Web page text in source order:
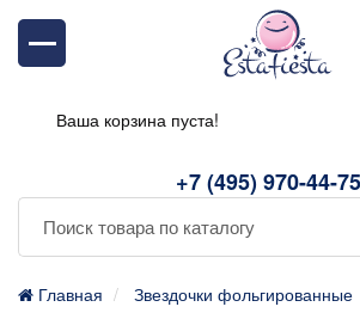
+7 (495) 970-44-75
Ваша корзина пуста!
Главная Звездочки фольгированные